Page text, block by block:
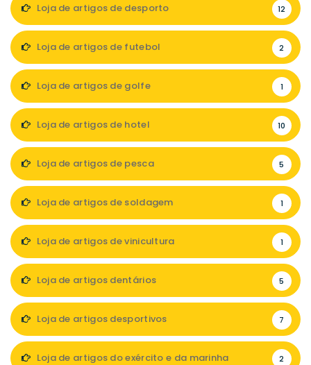
Loja de artigos de desporto 12
Loja de artigos de futebol 2
Loja de artigos de golfe 1
Loja de artigos de hotel 10
Loja de artigos de pesca 5
Loja de artigos de soldagem 1
Loja de artigos de vinicultura 1
Loja de artigos dentários 5
Loja de artigos desportivos 7
Loja de artigos do exército e da marinha 2